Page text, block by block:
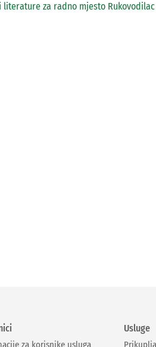
za radno mjesto
za korisnike usluga
Usluge